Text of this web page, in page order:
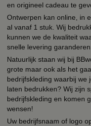
en origineel cadeau te
Ontwerpen kan online, in
al vanaf 1 stuk. Wij
kunnen we de kwaliteit
snelle levering
Natuurlijk staan wij bij
grote maar ook als het
bedrijfskleding waarbij we
laten bedrukken? Wij zijn
bedrijfskleding en komen
wensen!
Uw bedrijfsnaam of logo